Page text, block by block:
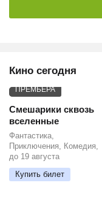
Кино сегодня
ПРЕМЬЕРА
Смешарики сквозь
вселенные
Фантастика,
Приключения, Комедия,
до 19 августа
Купить билет